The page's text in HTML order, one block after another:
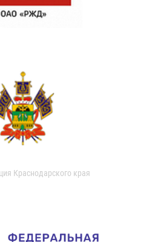
Краснодарского края